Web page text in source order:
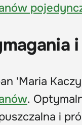
'Maria
.
i